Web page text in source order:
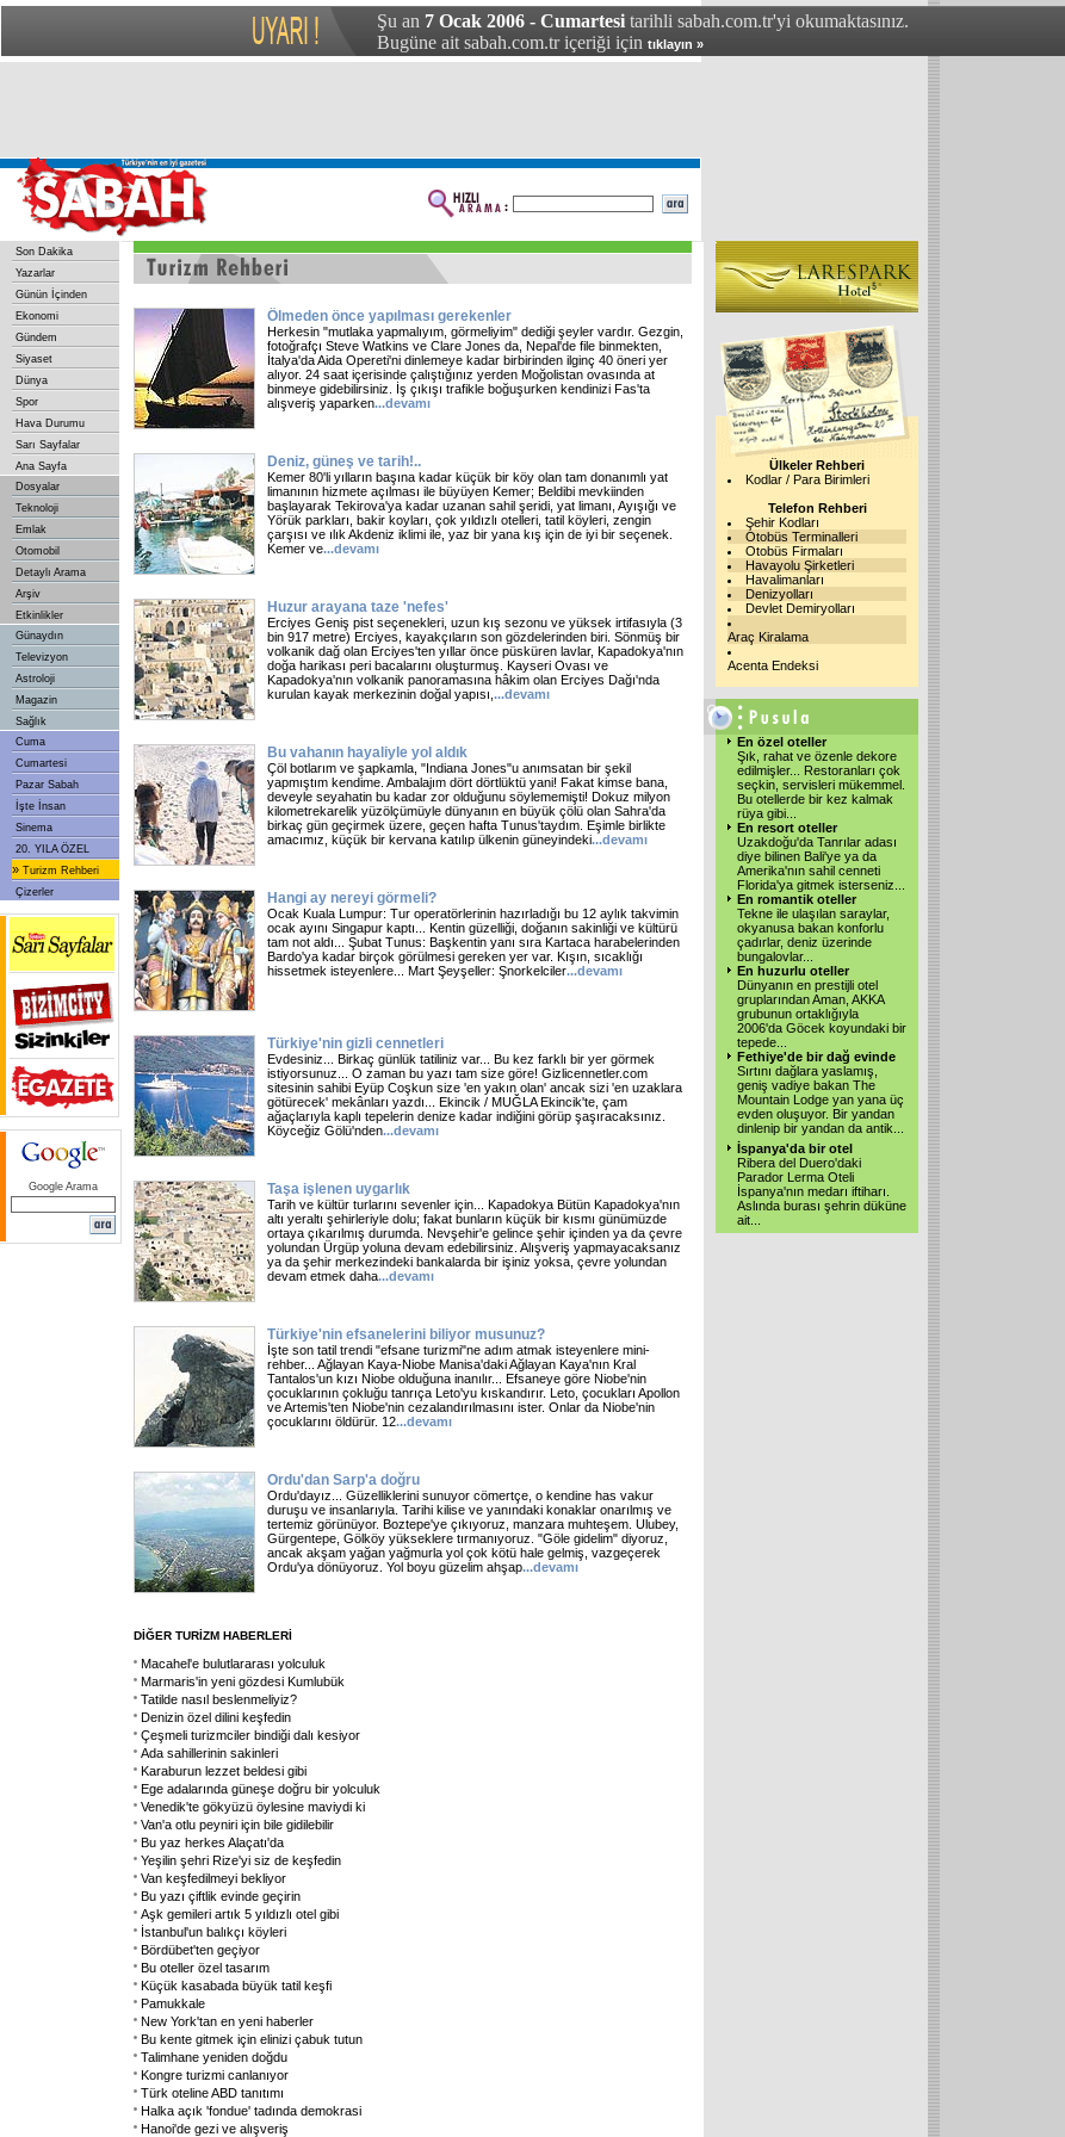
Şu an 7 Ocak 2006 - Cumartesi tarihli sabah.com.tr'yi okumaktasınız.
Bugüne ait sabah.com.tr içeriği için tıklayın »
Son Dakika
Yazarlar
Günün İçinden
Ekonomi
Gündem
Siyaset
Dünya
Spor
Hava Durumu
Sarı Sayfalar
Ana Sayfa
Dosyalar
Teknoloji
Emlak
Otomobil
Detaylı Arama
Arşiv
Etkinlikler
Günaydın
Televizyon
Astroloji
Magazin
Sağlık
Cuma
Cumartesi
Pazar Sabah
İşte İnsan
Sinema
20. YILA ÖZEL
» Turizm Rehberi
Çizerler
Google Arama
Ölmeden önce yapılması gerekenler
Herkesin "mutlaka yapmalıyım, görmeliyim" dediği şeyler vardır. Gezgin,
fotoğrafçı Steve Watkins ve Clare Jones da, Nepal'de file binmekten,
İtalya'da Aida Opereti'ni dinlemeye kadar birbirinden ilginç 40 öneri yer
alıyor. 24 saat içerisinde çalıştığınız yerden Moğolistan ovasında at
binmeye gidebilirsiniz. İş çıkışı trafikle boğuşurken kendinizi Fas'ta
alışveriş yaparken...devamı
Deniz, güneş ve tarih!..
Kemer 80'li yılların başına kadar küçük bir köy olan tam donanımlı yat
limanının hizmete açılması ile büyüyen Kemer; Beldibi mevkiinden
başlayarak Tekirova'ya kadar uzanan sahil şeridi, yat limanı, Ayışığı ve
Yörük parkları, bakir koyları, çok yıldızlı otelleri, tatil köyleri, zengin
çarşısı ve ılık Akdeniz iklimi ile, yaz bir yana kış için de iyi bir seçenek.
Kemer ve...devamı
Huzur arayana taze 'nefes'
Erciyes Geniş pist seçenekleri, uzun kış sezonu ve yüksek irtifasıyla (3
bin 917 metre) Erciyes, kayakçıların son gözdelerinden biri. Sönmüş bir
volkanik dağ olan Erciyes'ten yıllar önce püsküren lavlar, Kapadokya'nın
doğa harikası peri bacalarını oluşturmuş. Kayseri Ovası ve
Kapadokya'nın volkanik panoramasına hâkim olan Erciyes Dağı'nda
kurulan kayak merkezinin doğal yapısı, ...devamı
Bu vahanın hayaliyle yol aldık
Çöl botlarım ve şapkamla, "Indiana Jones"u anımsatan bir şekil
yapmıştım kendime. Ambalajım dört dörtlüktü yani! Fakat kimse bana,
deveyle seyahatin bu kadar zor olduğunu söylememişti! Dokuz milyon
kilometrekarelik yüzölçümüyle dünyanın en büyük çölü olan Sahra'da
birkaç gün geçirmek üzere, geçen hafta Tunus'taydım. Eşimle birlikte
amacımız, küçük bir kervana katılıp ülkenin güneyindeki...devamı
Hangi ay nereyi görmeli?
Ocak Kuala Lumpur: Tur operatörlerinin hazırladığı bu 12 aylık takvimin
ocak ayını Singapur kaptı... Kentin güzelliği, doğanın sakinliği ve kültürü
tam not aldı... Şubat Tunus: Başkentin yanı sıra Kartaca harabelerinden
Bardo'ya kadar birçok görülmesi gereken yer var. Kışın, sıcaklığı
hissetmek isteyenlere... Mart Şeyşeller: Şnorkelciler...devamı
Türkiye'nin gizli cennetleri
Evdesiniz... Birkaç günlük tatiliniz var... Bu kez farklı bir yer görmek
istiyorsunuz... O zaman bu yazı tam size göre! Gizlicennetler.com
sitesinin sahibi Eyüp Coşkun size 'en yakın olan' ancak sizi 'en uzaklara
götürecek' mekânları yazdı... Ekincik / MUĞLA Ekincik'te, çam
ağaçlarıyla kaplı tepelerin denize kadar indiğini görüp şaşıracaksınız.
Köyceğiz Gölü'nden...devamı
Taşa işlenen uygarlık
Tarih ve kültür turlarını sevenler için... Kapadokya Bütün Kapadokya'nın
altı yeraltı şehirleriyle dolu; fakat bunların küçük bir kısmı günümüzde
ortaya çıkarılmış durumda. Nevşehir'e gelince şehir içinden ya da çevre
yolundan Ürgüp yoluna devam edebilirsiniz. Alışveriş yapmayacaksanız
ya da şehir merkezindeki bankalarda bir işiniz yoksa, çevre yolundan
devam etmek daha...devamı
Türkiye'nin efsanelerini biliyor musunuz?
İşte son tatil trendi "efsane turizmi"ne adım atmak isteyenlere mini-
rehber... Ağlayan Kaya-Niobe Manisa'daki Ağlayan Kaya'nın Kral
Tantalos'un kızı Niobe olduğuna inanılır... Efsaneye göre Niobe'nin
çocuklarının çokluğu tanrıça Leto'yu kıskandırır. Leto, çocukları Apollon
ve Artemis'ten Niobe'nin cezalandırılmasını ister. Onlar da Niobe'nin
çocuklarını öldürür. 12...devamı
Ordu'dan Sarp'a doğru
Ordu'dayız... Güzelliklerini sunuyor cömertçe, o kendine has vakur
duruşu ve insanlarıyla. Tarihi kilise ve yanındaki konaklar onarılmış ve
tertemiz görünüyor. Boztepe'ye çıkıyoruz, manzara muhteşem. Ulubey,
Gürgentepe, Gölköy yükseklere tırmanıyoruz. "Göle gidelim" diyoruz,
ancak akşam yağan yağmurla yol çok kötü hale gelmiş, vazgeçerek
Ordu'ya dönüyoruz. Yol boyu güzelim ahşap...devamı
DİĞER TURİZM HABERLERİ
Macahel'e bulutlararası yolculuk
Marmaris'in yeni gözdesi Kumlubük
Tatilde nasıl beslenmeliyiz?
Denizin özel dilini keşfedin
Çeşmeli turizmciler bindiği dalı kesiyor
Ada sahillerinin sakinleri
Karaburun lezzet beldesi gibi
Ege adalarında güneşe doğru bir yolculuk
Venedik'te gökyüzü öylesine maviydi ki
Van'a otlu peyniri için bile gidilebilir
Bu yaz herkes Alaçatı'da
Yeşilin şehri Rize'yi siz de keşfedin
Van keşfedilmeyi bekliyor
Bu yazı çiftlik evinde geçirin
Aşk gemileri artık 5 yıldızlı otel gibi
İstanbul'un balıkçı köyleri
Bördübet'ten geçiyor
Bu oteller özel tasarım
Küçük kasabada büyük tatil keşfi
Pamukkale
New York'tan en yeni haberler
Bu kente gitmek için elinizi çabuk tutun
Talimhane yeniden doğdu
Kongre turizmi canlanıyor
Türk oteline ABD tanıtımı
Halka açık 'fondue' tadında demokrasi
Hanoi'de gezi ve alışveriş
Ülkeler Rehberi
Kodlar / Para Birimleri
Telefon Rehberi
Şehir Kodları
Otobüs Terminalleri
Otobüs Firmaları
Havayolu Şirketleri
Havalimanları
Denizyolları
Devlet Demiryolları
Araç Kiralama
Acenta Endeksi
En özel oteller
Şık, rahat ve özenle dekore
edilmişler... Restoranları çok
seçkin, servisleri mükemmel.
Bu otellerde bir kez kalmak
rüya gibi
En resort oteller
Uzakdoğu'da Tanrılar adası
diye bilinen Bali'ye ya da
Amerika'nın sahil cenneti
Florida'ya gitmek isterseniz
En romantik oteller
Tekne ile ulaşılan saraylar,
okyanusa bakan konforlu
çadırlar, deniz üzerinde
bungalovlar...
En huzurlu oteller
Dünyanın en prestijli otel
gruplarından Aman, AKKA
grubunun ortaklığıyla
2006'da Göcek koyundaki bir
tepede
Fethiye'de bir dağ evinde
Sırtını dağlara yaslamış,
geniş vadiye bakan The
Mountain Lodge yan yana üç
evden oluşuyor. Bir yandan
dinlenip bir yandan da antik
İspanya'da bir otel
Ribera del Duero'daki
Parador Lerma Oteli
İspanya'nın medarı iftiharı.
Aslında burası şehrin düküne
ait